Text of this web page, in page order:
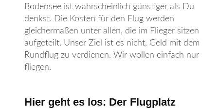
Bodensee ist wahrscheinlich günstiger als Du
denkst. Die Kosten für den Flug werden
gleichermaßen unter allen, die im Flieger sitzen
aufgeteilt. Unser Ziel ist es nicht, Geld mit dem
Rundflug zu verdienen. Wir wollen einfach nur
fliegen.
Hier geht es los: Der Flugplatz